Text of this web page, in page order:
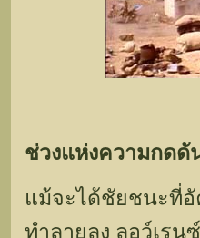
ช่วงแห่งความกดดั
แม้จะได้ชัยชนะที่อั
ทำลายลง ลอว์เรน